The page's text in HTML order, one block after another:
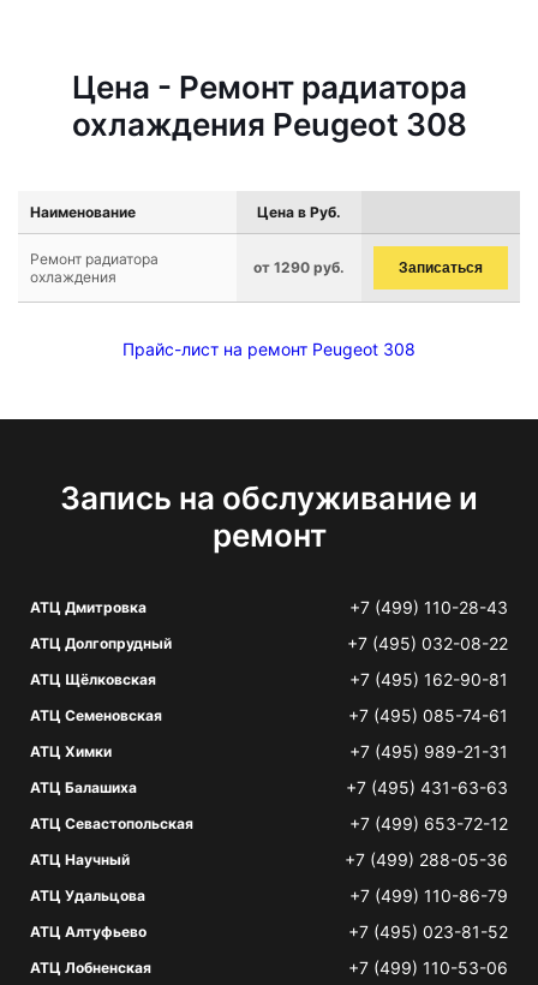
Цена - Ремонт радиатора
охлаждения Peugeot 308
Наименование Цена в Руб.
Ремонт радиатора
охлаждения
от 1290 руб. Записаться
Прайс-лист на ремонт Peugeot 308
Запись на обслуживание и
ремонт
АТЦ Дмитровка +7 (499) 110-28-43
АТЦ Долгопрудный +7 (495) 032-08-22
АТЦ Щёлковская +7 (495) 162-90-81
АТЦ Семеновская +7 (495) 085-74-61
АТЦ Химки +7 (495) 989-21-31
АТЦ Балашиха +7 (495) 431-63-63
АТЦ Севастопольская +7 (499) 653-72-12
АТЦ Научный +7 (499) 288-05-36
АТЦ Удальцова +7 (499) 110-86-79
АТЦ Алтуфьево +7 (495) 023-81-52
АТЦ Лобненская +7 (499) 110-53-06